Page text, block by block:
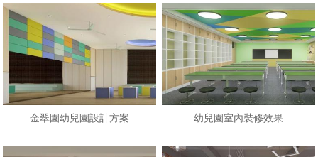
金翠園幼兒園設計方案 幼兒園室內裝修效果